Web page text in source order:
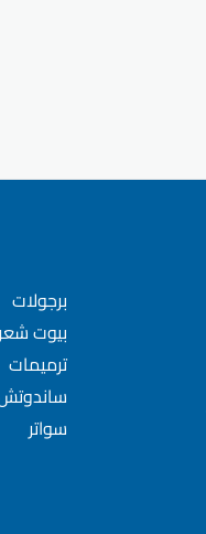
برجولات
بيوت شعر
ترميمات
سواتر